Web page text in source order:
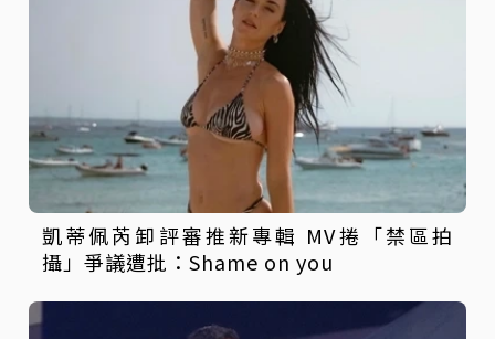
凱蒂佩芮卸評審推新專輯 MV捲「禁區拍
攝」爭議遭批：Shame on you